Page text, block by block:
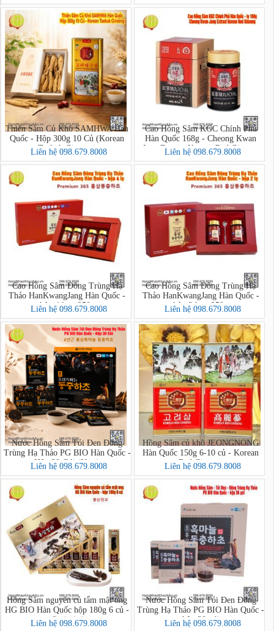
Thiên Sâm Củ Khô SAMHWA Hàn
Quốc - Hộp 300g 10 Củ (Korean
Taekuk Ginseng)
Liên hệ 098.679.8008
Cao Hồng Sâm KGC Chính Phủ
Hàn Quốc 168g - Cheong Kwan
Jang Extract Korean Red Ginseng
Liên hệ 098.679.8008
Cao Hồng Sâm Đông Trùng Hạ
Thảo HanKwangJang Hàn Quốc -
hộp 4 lọ x 250g
Liên hệ 098.679.8008
Cao Hồng Sâm Đông Trùng Hạ
Thảo HanKwangJang Hàn Quốc -
hộp 2 lọ x 250g
Liên hệ 098.679.8008
Nước Hồng Sâm Tỏi Đen Đông
Trùng Hạ Thảo PG BIO Hàn Quốc -
Hộp 30 Gói (New)
Liên hệ 098.679.8008
Hồng Sâm củ khô JEONGNONG
Hàn Quốc 150g 6-10 củ - Korean
Red Ginseng
Liên hệ 098.679.8008
Hồng Sâm nguyên củ tẩm mật ong
HG BIO Hàn Quốc hộp 180g 6 củ -
홍삼정과
Liên hệ 098.679.8008
Nước Hồng Sâm Tỏi Đen Đông
Trùng Hạ Thảo PG BIO Hàn Quốc -
hộp 30 gói
Liên hệ 098.679.8008